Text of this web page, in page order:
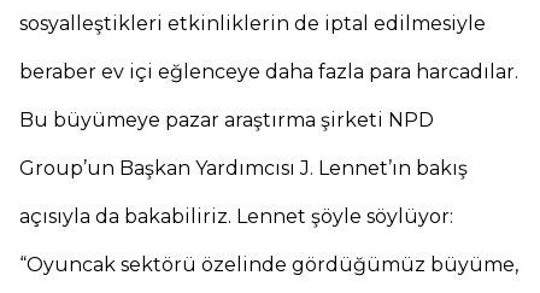
sosyalleştikleri etkinliklerin de iptal edilmesiyle
beraber ev içi eğlenceye daha fazla para harcadılar.
Bu büyümeye pazar araştırma şirketi NPD
Group’un Başkan Yardımcısı J. Lennet’ın bakış
açısıyla da bakabiliriz. Lennet şöyle söylüyor:
“Oyuncak sektörü özelinde gördüğümüz büyüme,